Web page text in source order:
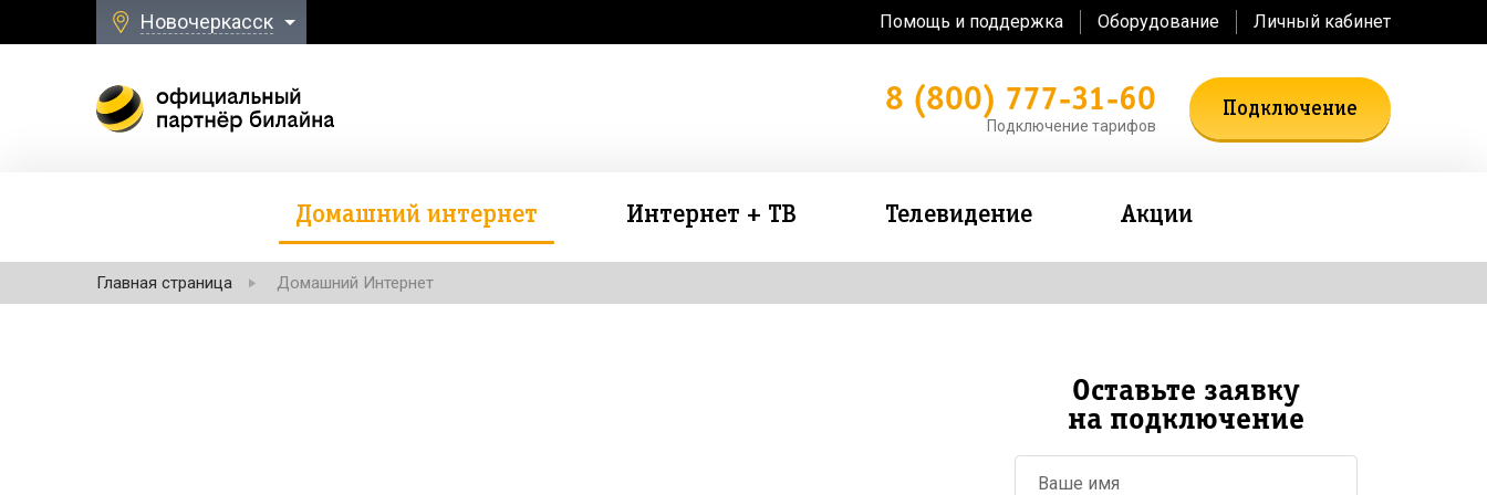
Новочеркасск Помощь и поддержка Оборудование Личный кабинет
8 (800) 777-31-60
Подключение тарифов
Подключение
Домашний интернет Интернет + ТВ Телевидение Акции
Главная страница Домашний Интернет
Оставьте заявку
на подключение